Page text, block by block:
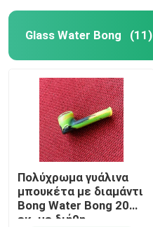
Glass Water Bong (11)
Πολύχρωμα γυάλινα
μπουκέτα με διαμάντι
Bong Water Bong 20
εκ. με διήθη